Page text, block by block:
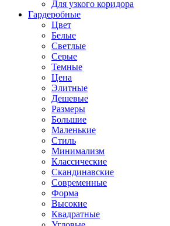
Для узкого коридора
Гардеробные
Цвет
Белые
Светлые
Серые
Темные
Цена
Элитные
Дешевые
Размеры
Большие
Маленькие
Стиль
Минимализм
Классические
Скандинавские
Современные
Форма
Высокие
Квадратные